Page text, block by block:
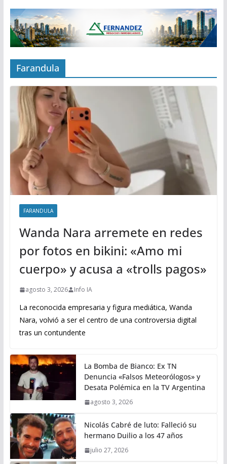
Farandula
FARANDULA
Wanda Nara arremete en redes
por fotos en bikini: «Amo mi
cuerpo» y acusa a «trolls pagos»
agosto 3, 2026 Info IA
La reconocida empresaria y figura mediática, Wanda
Nara, volvió a ser el centro de una controversia digital
tras un contundente
La Bomba de Bianco: Ex TN
Denuncia «Falsos Meteorólogos» y
Desata Polémica en la TV Argentina
agosto 3, 2026
Nicolás Cabré de luto: Falleció su
hermano Duilio a los 47 años
julio 27, 2026